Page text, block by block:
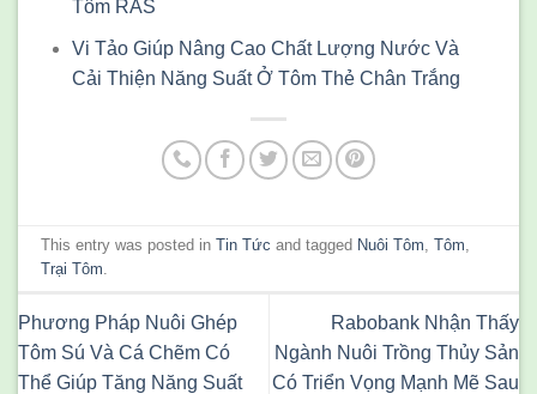
Tôm RAS
Vi Tảo Giúp Nâng Cao Chất Lượng Nước Và
Cải Thiện Năng Suất Ở Tôm Thẻ Chân Trắng
This entry was posted inTin Tức and tagged Nuôi Tôm ,Tôm
Trại Tôm
Phương Pháp Nuôi Ghép
Tôm Sú Và Cá Chẽm Có
Thể Giúp Tăng Năng Suất
Rabobank Nhận Thấy
Ngành Nuôi Trồng Thủy Sản
Có Triển Vọng Mạnh Mẽ Sau